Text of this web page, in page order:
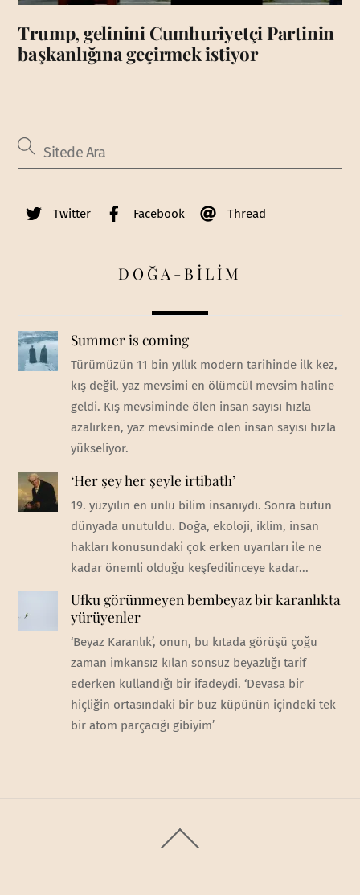
Trump, gelinini Cumhuriyetçi Partinin
başkanlığına geçirmek istiyor
Twitter Facebook Thread
DOĞA-BİLİM
Summer is coming
Türümüzün 11 bin yıllık modern tarihinde ilk kez,
kış değil, yaz mevsimi en ölümcül mevsim haline
geldi. Kış mevsiminde ölen insan sayısı hızla
azalırken, yaz mevsiminde ölen insan sayısı hızla
yükseliyor.
‘Her şey her şeyle irtibatlı’
19. yüzyılın en ünlü bilim insanıydı. Sonra bütün
dünyada unutuldu. Doğa, ekoloji, iklim, insan
hakları konusundaki çok erken uyarıları ile ne
kadar önemli olduğu keşfedilinceye kadar...
Ufku görünmeyen bembeyaz bir karanlıkta
yürüyenler
‘Beyaz Karanlık’, onun, bu kıtada görüşü çoğu
zaman imkansız kılan sonsuz beyazlığı tarif
ederken kullandığı bir ifadeydi. ‘Devasa bir
hiçliğin ortasındaki bir buz küpünün içindeki tek
bir atom parçacığı gibiyim’
To